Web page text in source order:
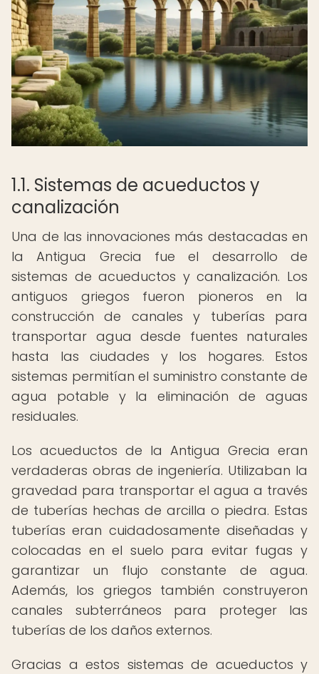
1.1. Sistemas de acueductos y
canalización
Una de las innovaciones más destacadas en
la Antigua Grecia fue el desarrollo de
sistemas de acueductos y canalización. Los
antiguos griegos fueron pioneros en la
construcción de canales y tuberías para
transportar agua desde fuentes naturales
hasta las ciudades y los hogares. Estos
sistemas permitían el suministro constante de
agua potable y la eliminación de aguas
residuales.
Los acueductos de la Antigua Grecia eran
verdaderas obras de ingeniería. Utilizaban la
gravedad para transportar el agua a través
de tuberías hechas de arcilla o piedra. Estas
tuberías eran cuidadosamente diseñadas y
colocadas en el suelo para evitar fugas y
garantizar un flujo constante de agua.
Además, los griegos también construyeron
canales subterráneos para proteger las
tuberías de los daños externos.
Gracias a estos sistemas de acueductos y